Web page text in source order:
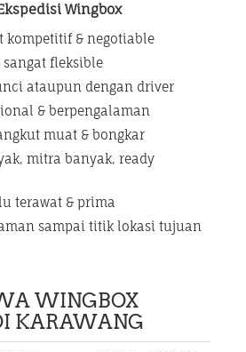
Wingbox
kompetitif & negotiable
sangat fleksible
ataupun dengan driver
& berpengalaman
muat & bongkar
mitra banyak, ready
terawat & prima
sampai titik lokasi tujuan
WINGBOX
KARAWANG